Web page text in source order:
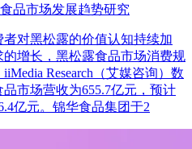
品市场发展趋势研究
对黑松露的价值认知持续加
增长，黑松露食品市场消费规
Research（艾媒咨询）数
市场营收为655.7亿元，预计
亿元。锦华食品集团于2